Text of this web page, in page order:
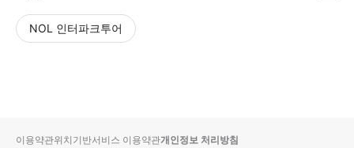
NOL 인터파크투어
입니
순
상
이용약관위치기반서비스 이용약관개인정보 처리방침